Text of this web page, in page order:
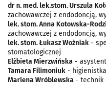
dr n. med. lek.stom. Urszula
zachowawczej z endodoncją,
lek. stom. Anna Kotowska-
zachowawczej z endodoncją,
lek. stom. Łukasz Wożniak -
stomatologicznej
Elżbieta Mierzwińska -
Tamara Filimoniuk -
Marlena Wróblewska - technik